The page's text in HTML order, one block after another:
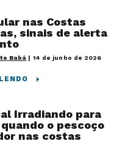
nas Costas
sinais de alerta
Babá | 14 de junho de 2026
Irradiando para
o pescoço
nas costas